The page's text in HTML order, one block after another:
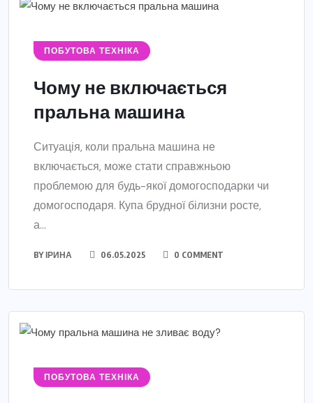
ПОБУТОВА ТЕХНІКА
Чому не включається
пральна машина
Ситуація, коли пральна машина не
включається, може стати справжньою
проблемою для будь-якої домогосподарки чи
домогосподаря. Купа брудної білизни росте,
а...
BYІРИНА 06.05.2025 0 COMMENT
ПОБУТОВА ТЕХНІКА